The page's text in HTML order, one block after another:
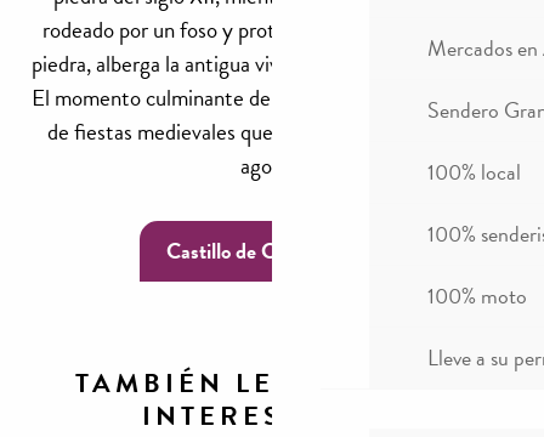
Mercados
Sendero
100% local
100%
100% moto
Lleve a su
rodeado por un foso y protegido por un alto muro de
piedra, alberga la antigua vivienda señorial del siglo XV.
El momento culminante del año es, sin duda, la semana
de fiestas medievales que se celebra a principios de
agosto.
Castillo de Crèvecoeur
TAMBIÉN LE PUEDE
INTERESAR